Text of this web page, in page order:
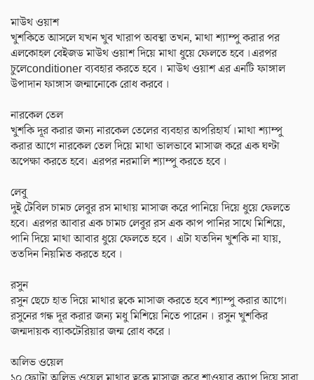
মাউথ ওয়াশ
খুশকিতে আসলে যখন খুব খারাপ অবস্থা তখন, মাথা শ্যাম্পু করার পর
এলকোহল বেইজড মাউথ ওয়াশ দিয়ে মাথা ধুয়ে ফেলতে হবে ।এরপর
চুলেconditioner ব্যবহার করতে হবে । মাউথ ওয়াশ এর এনটি ফাঙ্গাল
উপাদান ফাঙ্গাস জন্মানোকে রোধ করবে ।
নারকেল তেল
খুশকি দূর করার জন্য নারকেল তেলের ব্যবহার অপরিহার্য ।মাথা শ্যাম্পু
করার আগে নারকেল তেল দিয়ে মাথা ভালভাবে মাসাজ করে এক ঘণ্টা
অপেক্ষা করতে হবে। এরপর নরমালি শ্যাম্পু করতে হবে ।
লেবু
দুই টেবিল চামচ লেবুর রস মাথায় মাসাজ করে পানিয়ে দিয়ে ধুয়ে ফেলতে
হবে। এরপর আবার এক চামচ লেবুর রস এক কাপ পানির সাথে মিশিয়ে,
পানি দিয়ে মাথা আবার ধুয়ে ফেলতে হবে । এটা যতদিন খুশকি না যায়,
ততদিন নিয়মিত করতে হবে ।
রসুন
রসুন ছেচে হাত দিয়ে মাথার ত্বকে মাসাজ করতে হবে শ্যাম্পু করার আগে।
রসুনের গন্ধ দূর করার জন্য মধু মিশিয়ে নিতে পারেন । রসুন খুশকির
জন্মদায়ক ব্যাকটেরিয়ার জন্ম রোধ করে ।
অলিভ ওয়েল